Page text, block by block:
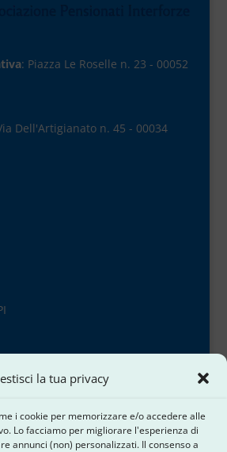
la tua privacy
i cookie per memorizzare e/o accedere alle
Lo facciamo per migliorare l'esperienza di
annunci (non) personalizzati. Il consenso a
: Piazza Le Roselle n. 23 - 00052
Dell'Artigianato n. 45 - 00034